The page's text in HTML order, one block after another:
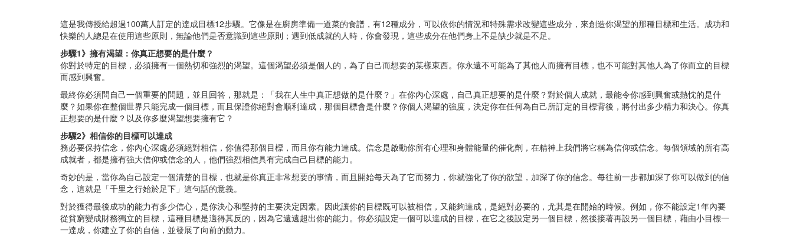
這是我傳授給超過100萬人訂定的達成目標12步驟。它像是在廚房準備一道菜的食譜，有12種成分，可以依你的情況和特殊需求改變這些成分，來創造你渴望的那種目標和生活。成功和
快樂的人總是在使用這些原則，無論他們是否意識到這些原則；遇到低成就的人時，你會發現，這些成分在他們身上不是缺少就是不足。
步驟1》擁有渴望：你真正想要的是什麼？
你對於特定的目標，必須擁有一個熱切和強烈的渴望。這個渴望必須是個人的，為了自己而想要的某樣東西。你永遠不可能為了其他人而擁有目標，也不可能對其他人為了你而立的目標
而感到興奮。
最終你必須問自己一個重要的問題，並且回答，那就是：「我在人生中真正想做的是什麼？」在你內心深處，自己真正想要的是什麼？對於個人成就，最能令你感到興奮或熱忱的是什
麼？如果你在整個世界只能完成一個目標，而且保證你絕對會順利達成，那個目標會是什麼？你個人渴望的強度，決定你在任何為自己所訂定的目標背後，將付出多少精力和決心。你真
正想要的是什麼？以及你多麼渴望想要擁有它？
步驟2》相信你的目標可以達成
務必要保持信念，你內心深處必須絕對相信，你值得那個目標，而且你有能力達成。信念是啟動你所有心理和身體能量的催化劑，在精神上我們將它稱為信仰或信念。每個領域的所有高
成就者，都是擁有強大信仰或信念的人，他們強烈相信具有完成自己目標的能力。
奇妙的是，當你為自己設定一個清楚的目標，也就是你真正非常想要的事情，而且開始每天為了它而努力，你就強化了你的欲望，加深了你的信念。每往前一步都加深了你可以做到的信
念，這就是「千里之行始於足下」這句話的意義。
對於獲得最後成功的能力有多少信心，是你決心和堅持的主要決定因素。因此讓你的目標既可以被相信，又能夠達成，是絕對必要的，尤其是在開始的時候。例如，你不能設定1年內要
從貧窮變成財務獨立的目標，這種目標是適得其反的，因為它遠遠超出你的能力。你必須設定一個可以達成的目標，在它之後設定另一個目標，然後接著再設另一個目標，藉由小目標一
一達成，你建立了你的自信，並發展了向前的動力。